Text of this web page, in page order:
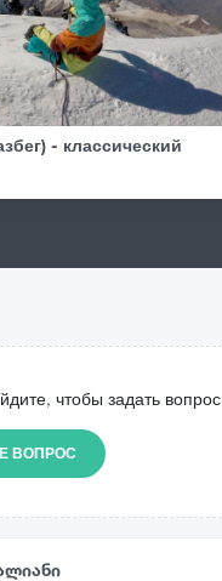
- классический
чтобы задать вопрос
ВОПРОС